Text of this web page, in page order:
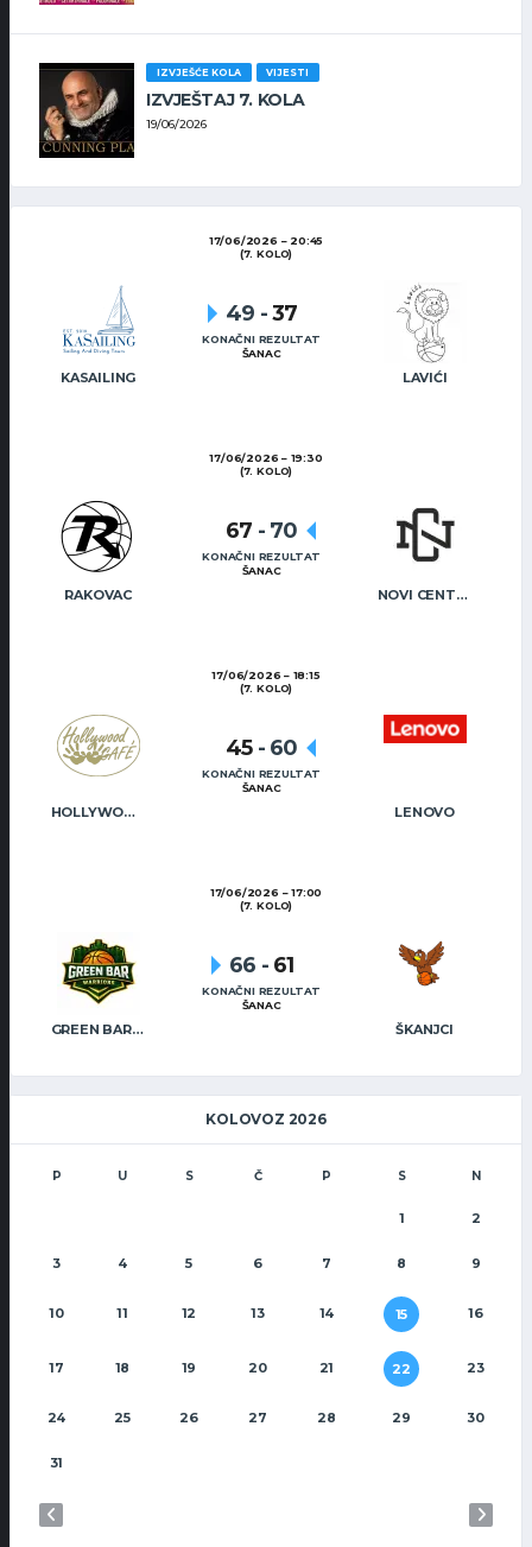
IZVJEŠĆE KOLA VIJESTI
IZVJEŠTAJ 7. KOLA
19/06/2026
17/06/2026
20:45
(7. KOLO)
KASAILING LAVIĆI
49 -37
KONAČNI REZULTAT
ŠANAC
17/06/2026
19:30
(7. KOLO)
RAKOVAC NOVI CENTAR
67 - 70
KONAČNI REZULTAT
ŠANAC
17/06/2026
18:15
(7. KOLO)
HOLLYWOOD CAFÉ LENOVO
45 - 60
KONAČNI REZULTAT
ŠANAC
17/06/2026
17:00
(7. KOLO)
GREEN BAR WARRIORS ŠKANJCI
66 - 61
KONAČNI REZULTAT
ŠANAC
KOLOVOZ 2026
P U S Č P S N
1 2
3 4 5 6 7 8 9
10 11 12 13 14 15 16
17 18 19 20 21 22 23
24 25 26 27 28 29 30
31